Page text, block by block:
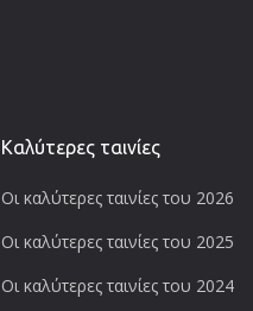
Καλύτερες ταινίες
Οι καλύτερες ταινίες του 2026
Οι καλύτερες ταινίες του 2025
Οι καλύτερες ταινίες του 2024